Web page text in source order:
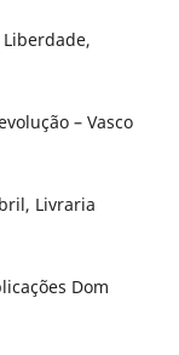
Liberdade,
– Vasco
Livraria
Dom